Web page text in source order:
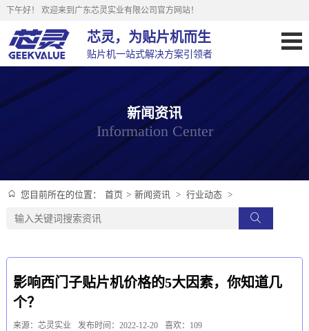
下午好！ 欢迎来到广东芯灵实业有限公司官方网站！
芯灵，为贴片机而生
贴片机一站式解决方案引领者
新闻资讯
Information Center
您目前所在的位置： 首页 > 新闻资讯 > 行业动态 >
影响西门子贴片机价格的5大因素，你知道几
个？
来源：芯灵实业 发布时间：2022-12-20 喜欢：109